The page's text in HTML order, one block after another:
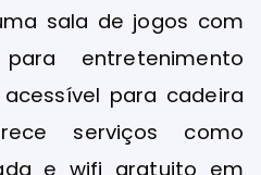
sala de jogos com
entretenimento
para cadeira
serviços como
e wifi gratuito em